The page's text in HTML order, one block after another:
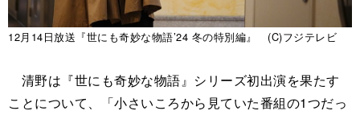
12月14日放送『世にも奇妙な物語’24 冬の特別編』 (C)フジテレビ
清野は『世にも奇妙な物語』シリーズ初出演を果たす
ことについて、「小さいころから見ていた番組の1つだっ